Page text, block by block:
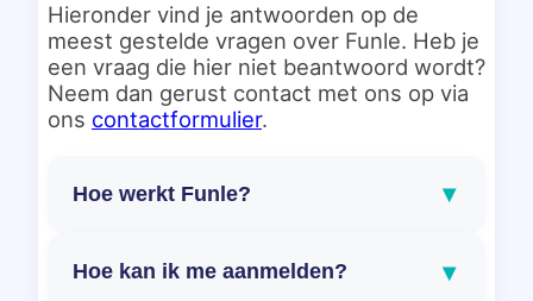
Hieronder vind je antwoorden op de
meest gestelde vragen over Funle. Heb je
een vraag die hier niet beantwoord wordt?
Neem dan gerust contact met ons op via
ons contactformulier.
Hoe werkt Funle? ▾
Hoe kan ik me aanmelden? ▾